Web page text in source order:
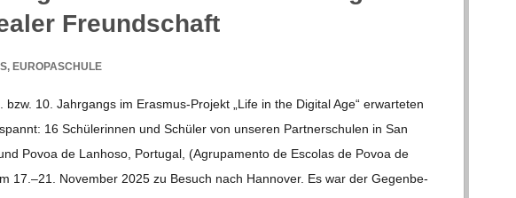
Freundschaft
, EUROPASCHULE
10. Jahr­gangs im Eras­­mus-Pro­­jekt „Life in the Digi­tal Age“ erwar­te­ten
16 Schü­le­rin­nen und Schü­ler von unse­ren Part­ner­schu­len in San
Povoa de Lan­hoso, Por­tu­gal, (Agrup­a­mento de Esco­las de Povoa de
17.–21. Novem­ber 2025 zu Besuch nach Han­no­ver. Es war der Gegen­be­